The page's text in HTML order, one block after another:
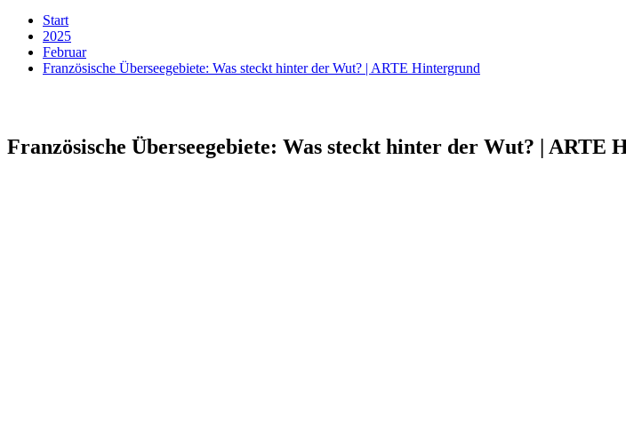
Start
2025
Februar
Französische Überseegebiete: Was steckt hinter der Wut? | ARTE Hintergrund
Französische Überseegebiete: Was steckt hinter der Wut? | ARTE